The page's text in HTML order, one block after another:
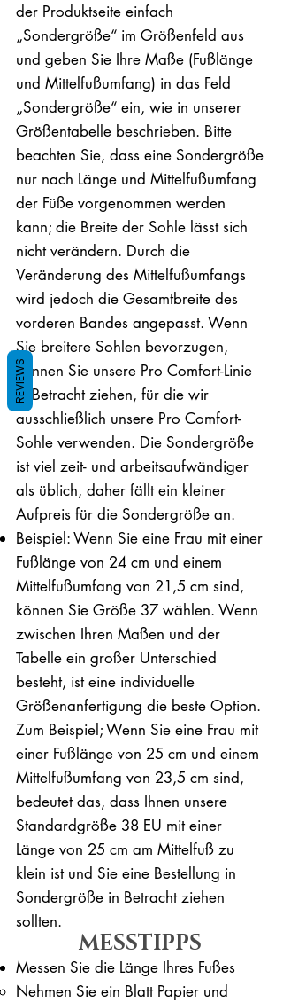
der Produktseite einfach
„Sondergröße“ im Größenfeld aus
und geben Sie Ihre Maße (Fußlänge
und Mittelfußumfang) in das Feld
„Sondergröße“ ein, wie in unserer
Größentabelle beschrieben. Bitte
beachten Sie, dass eine Sondergröße
nur nach Länge und Mittelfußumfang
der Füße vorgenommen werden
kann; die Breite der Sohle lässt sich
nicht verändern. Durch die
Veränderung des Mittelfußumfangs
wird jedoch die Gesamtbreite des
vorderen Bandes angepasst. Wenn
Sie breitere Sohlen bevorzugen,
können Sie unsere Pro Comfort-Linie
in Betracht ziehen, für die wir
ausschließlich unsere Pro Comfort-
Sohle verwenden. Die Sondergröße
ist viel zeit- und arbeitsaufwändiger
als üblich, daher fällt ein kleiner
Aufpreis für die Sondergröße an.
Beispiel: Wenn Sie eine Frau mit einer
Fußlänge von 24 cm und einem
Mittelfußumfang von 21,5 cm sind,
können Sie Größe 37 wählen. Wenn
zwischen Ihren Maßen und der
Tabelle ein großer Unterschied
besteht, ist eine individuelle
Größenanfertigung die beste Option.
Zum Beispiel; Wenn Sie eine Frau mit
einer Fußlänge von 25 cm und einem
Mittelfußumfang von 23,5 cm sind,
bedeutet das, dass Ihnen unsere
Standardgröße 38 EU mit einer
Länge von 25 cm am Mittelfuß zu
klein ist und Sie eine Bestellung in
Sondergröße in Betracht ziehen
sollten.
MESSTIPPS
Messen Sie die Länge Ihres Fußes
Nehmen Sie ein Blatt Papier und
REVIEWS